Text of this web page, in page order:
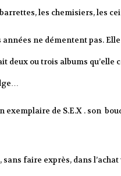
les chemisiers, les
ne démentent pas.
deux ou trois albums
exemplaire de S.E.X . son
faire exprès, dans